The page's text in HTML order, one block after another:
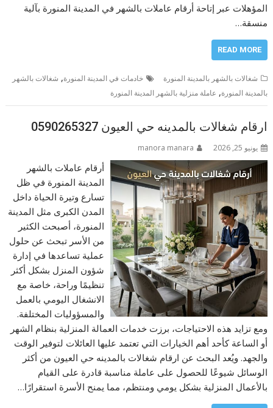
المؤهلات عبر إتاحة أرقام عاملات بالشهر في المدينة المنورة بآلية
منسقة…
READ MORE
شغالات بالشهر بالمدينة المنورة خادمات في المدينة المنورة, شغالات بالشهر
بالمدينة المنورة, عاملة منزلية بالشهر المدينة المنورة
ارقام شغالات بالمدينه حي العيون 0590265327
يونيو 25, 2026 manora manara
أرقام عاملات بالشهر
المدينة المنورة في ظل
تسارع وتيرة الحياة داخل
المدن الكبرى مثل المدينة
المنورة، أصبحت الكثير
من الأسر تبحث عن حلول
عملية تساعدها في إدارة
شؤون المنزل بشكل أكثر
تنظيمًا وراحة، خاصة مع
الانشغال اليومي بالعمل
والمسؤوليات المختلفة.
ومع تزايد هذه الاحتياجات، برزت خدمات العمالة المنزلية بنظام الشهر
أو الساعة كأحد أهم الخيارات التي تعتمد عليها العائلات لتوفير الوقت
والجهد. ويُعد البحث عن ارقام شغالات بالمدينه حي العيون من أكثر
الوسائل شيوعًا للحصول على عاملة مناسبة قادرة على القيام
بالأعمال المنزلية بشكل يومي ومنتظم، مما يمنح الأسرة استقرارًا…